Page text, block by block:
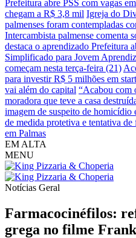
Prefeitura abre PSS com vagas
chegam a R$ 3,8 mil Igreja do
palmenses foram contempladas
Intercambista palmense comenta
destaca o aprendizado Prefeitura
Simplificado para Jovem
começam nesta terça-feira (21)
para investir R$ 5 milhões em
vai além do capital “Acabou com
moradora que teve a casa
imagem de suspeito de homicídio
de medida protetiva e tentativa
em Palmas
EM ALTA
MENU
Notícias Geral
Farmacocinéfilos:
grega no filme